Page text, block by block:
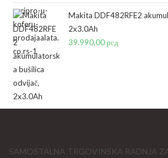
Makita DDF482RFE2
2x3.0Ah
39.990,00рсд
SAMOSTALNA TRGOVINSKA RADNJA